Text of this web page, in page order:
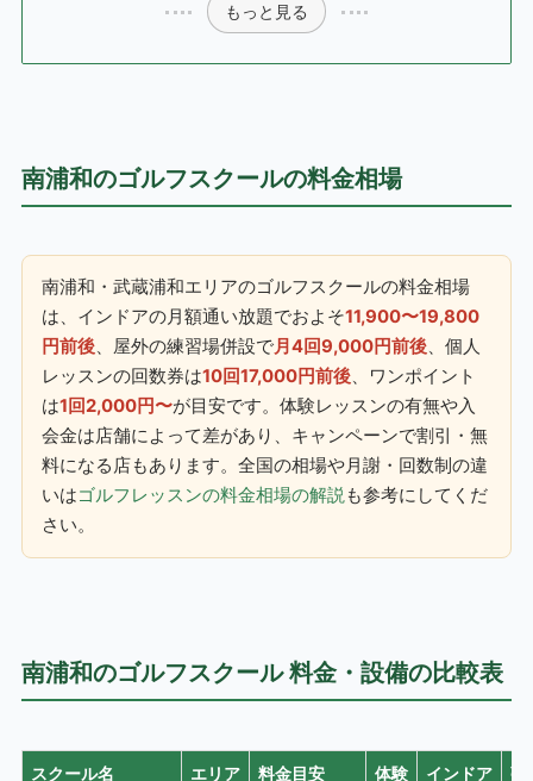
もっと見る
南浦和のゴルフスクールの料金相場
南浦和・武蔵浦和エリアのゴルフスクールの料金相場
は、インドアの月額通い放題でおよそ11,900〜19,800
円前後、屋外の練習場併設で月4回9,000円前後、個人
レッスンの回数券は10回17,000円前後、ワンポイント
は1回2,000円〜が目安です。体験レッスンの有無や入
会金は店舗によって差があり、キャンペーンで割引・無
料になる店もあります。全国の相場や月謝・回数制の違
いはゴルフレッスンの料金相場の解説も参考にしてくだ
さい。
南浦和のゴルフスクール 料金・設備の比較表
スクール名 エリア 料金目安 体験 インドア 弾